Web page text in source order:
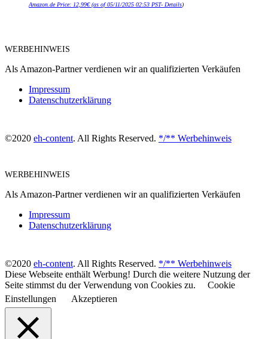
Amazon.de Price: 12,99€(as of 05/11/2025 02:53 PST- Details)
WERBEHINWEIS
Als Amazon-Partner verdienen wir an qualifizierten Verkäufen
Impressum
Datenschutzerklärung
©2020 eh-content. All Rights Reserved. */** Werbehinweis
WERBEHINWEIS
Als Amazon-Partner verdienen wir an qualifizierten Verkäufen
Impressum
Datenschutzerklärung
©2020 eh-content. All Rights Reserved. */** Werbehinweis
Diese Webseite enthält Werbung! Durch die weitere Nutzung der
Seite stimmst du der Verwendung von Cookies zu.
Cookie
Einstellungen
Akzeptieren